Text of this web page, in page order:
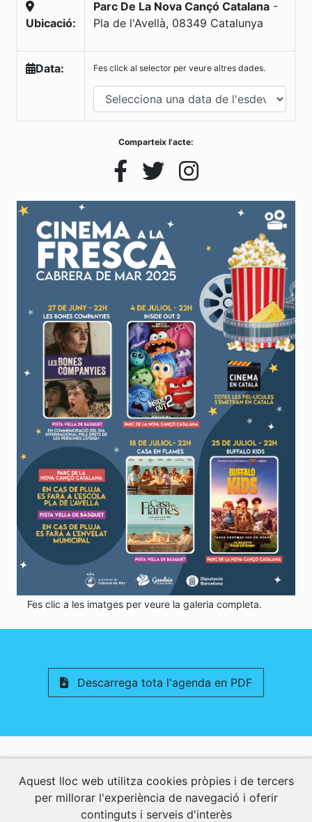
Ubicació:
Parc De La Nova Cançó Catalana -
Pla de l'Avellà, 08349 Catalunya
Data: Fes click al selector per veure altres dades.
Comparteix l'acte:
Fes clic a les imatges per veure la galeria completa.
Descarrega tota l'agenda en PDF
Activitats Relacionades
Descobreix altres activitats interessants per
Aquest lloc web utilitza cookies pròpies i de tercers
per millorar l'experiència de navegació i oferir
continguts i serveis d'interès